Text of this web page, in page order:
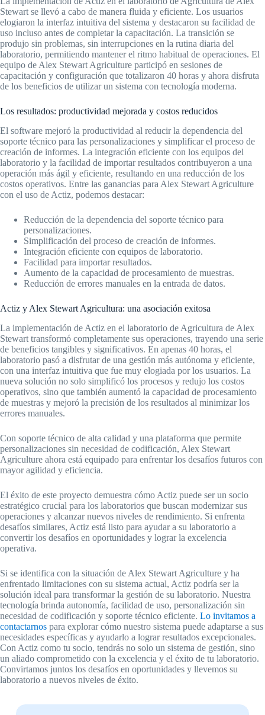
Stewart se llevó a cabo de manera fluida y eficiente. Los usuarios
elogiaron la interfaz intuitiva del sistema y destacaron su facilidad de
uso incluso antes de completar la capacitación. La transición se
produjo sin problemas, sin interrupciones en la rutina diaria del
laboratorio, permitiendo mantener el ritmo habitual de operaciones. El
equipo de Alex Stewart Agriculture participó en sesiones de
capacitación y configuración que totalizaron 40 horas y ahora disfruta
de los beneficios de utilizar un sistema con tecnología moderna.
Los resultados: productividad mejorada y costos reducidos
El software mejoró la productividad al reducir la dependencia del
soporte técnico para las personalizaciones y simplificar el proceso de
creación de informes. La integración eficiente con los equipos del
laboratorio y la facilidad de importar resultados contribuyeron a una
operación más ágil y eficiente, resultando en una reducción de los
costos operativos. Entre las ganancias para Alex Stewart Agriculture
con el uso de Actiz, podemos destacar:
Reducción de la dependencia del soporte técnico para
personalizaciones.
Simplificación del proceso de creación de informes.
Integración eficiente con equipos de laboratorio.
Facilidad para importar resultados.
Aumento de la capacidad de procesamiento de muestras.
Reducción de errores manuales en la entrada de datos.
Actiz y Alex Stewart Agricultura: una asociación exitosa
La implementación de Actiz en el laboratorio de Agricultura de Alex
Stewart transformó completamente sus operaciones, trayendo una serie
de beneficios tangibles y significativos. En apenas 40 horas, el
laboratorio pasó a disfrutar de una gestión más autónoma y eficiente,
con una interfaz intuitiva que fue muy elogiada por los usuarios. La
nueva solución no solo simplificó los procesos y redujo los costos
operativos, sino que también aumentó la capacidad de procesamiento
de muestras y mejoró la precisión de los resultados al minimizar los
errores manuales.
Con soporte técnico de alta calidad y una plataforma que permite
personalizaciones sin necesidad de codificación, Alex Stewart
Agriculture ahora está equipado para enfrentar los desafíos futuros con
mayor agilidad y eficiencia.
El éxito de este proyecto demuestra cómo Actiz puede ser un socio
estratégico crucial para los laboratorios que buscan modernizar sus
operaciones y alcanzar nuevos niveles de rendimiento. Si enfrenta
desafíos similares, Actiz está listo para ayudar a su laboratorio a
convertir los desafíos en oportunidades y lograr la excelencia
operativa.
Si se identifica con la situación de Alex Stewart Agriculture y ha
enfrentado limitaciones con su sistema actual, Actiz podría ser la
solución ideal para transformar la gestión de su laboratorio. Nuestra
tecnología brinda autonomía, facilidad de uso, personalización sin
necesidad de codificación y soporte técnico eficiente. Lo invitamos a
contactarnos para explorar cómo nuestro sistema puede adaptarse a sus
necesidades específicas y ayudarlo a lograr resultados excepcionales.
Con Actiz como tu socio, tendrás no solo un sistema de gestión, sino
un aliado comprometido con la excelencia y el éxito de tu laboratorio.
Convirtamos juntos los desafíos en oportunidades y llevemos su
laboratorio a nuevos niveles de éxito.